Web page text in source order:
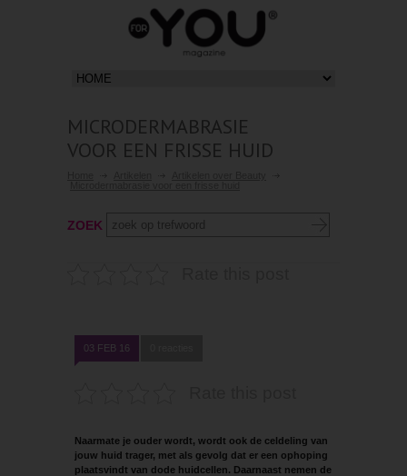
MICRODERMABRASIE
VOOR EEN FRISSE HUID
ZOEK
03 FEB 16
Naarmate je ouder wordt, wordt ook de celdeling van
jouw huid trager, met als gevolg dat er een ophoping
plaatsvindt van dode huidcellen. Daarnaast nemen de